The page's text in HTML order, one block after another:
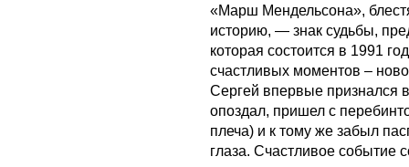
«Марш Мендельсона»,
историю, — знак судьбы,
которая состоится в 1991
счастливых моментов –
Сергей впервые признался
опоздал, пришел с
плеча) и к тому же забыл
глаза. Счастливое событие